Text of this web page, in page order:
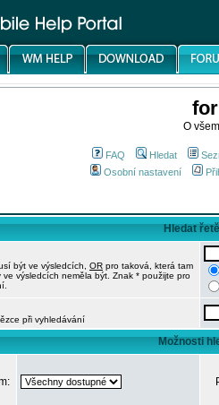
O
FAQ Hledat
Osobní nastavení
Hledat
být ve výsledcích, OR pro taková, která tam
ve výsledcích neměla být. Znak * použijte pro
při vyhledávání
Možnosti